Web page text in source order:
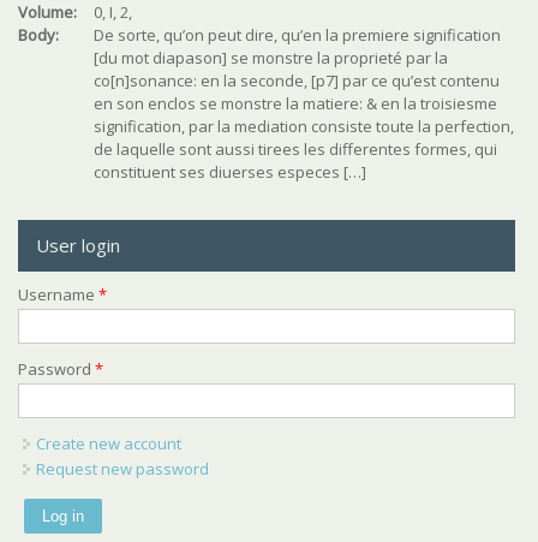
Volume:
0, I, 2,
Body:
De sorte, qu’on peut dire, qu’en la premiere signification
[du mot diapason] se monstre la proprieté par la
co[n]sonance: en la seconde, [p7] par ce qu’est contenu
en son enclos se monstre la matiere: & en la troisiesme
signification, par la mediation consiste toute la perfection,
de laquelle sont aussi tirees les differentes formes, qui
constituent ses diuerses especes […]
User login
Username *
Password *
Create new account
Request new password